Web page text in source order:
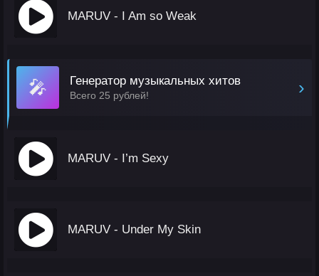
MARUV - I Am so Weak
🎤 Генератор музыкальных хитов
Всего 25 рублей! ›
MARUV - I’m Sexy
MARUV - Under My Skin